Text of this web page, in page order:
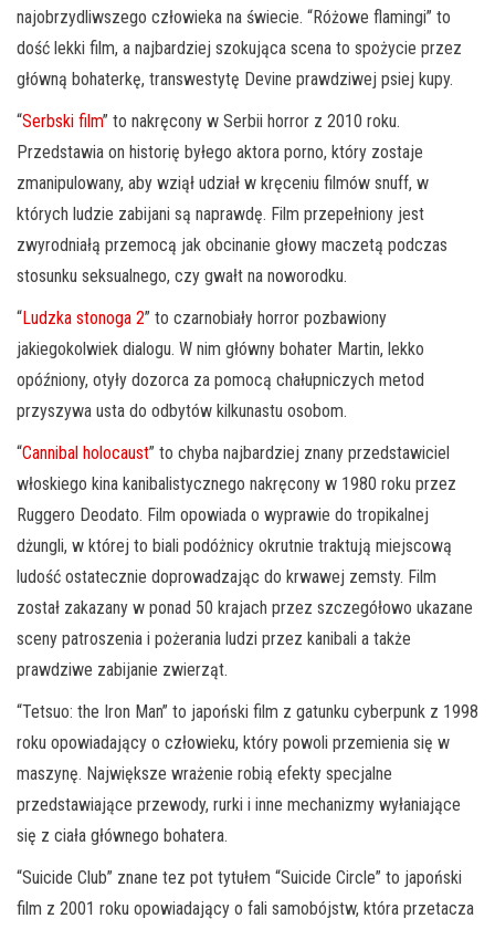
najobrzydliwszego człowieka na świecie. “Różowe flamingi” to
dość lekki film, a najbardziej szokująca scena to spożycie przez
główną bohaterkę, transwestytę Devine prawdziwej psiej kupy.
“Serbski film” to nakręcony w Serbii horror z 2010 roku.
Przedstawia on historię byłego aktora porno, który zostaje
zmanipulowany, aby wziął udział w kręceniu filmów snuff, w
których ludzie zabijani są naprawdę. Film przepełniony jest
zwyrodniałą przemocą jak obcinanie głowy maczetą podczas
stosunku seksualnego, czy gwałt na noworodku.
“Ludzka stonoga 2” to czarnobiały horror pozbawiony
jakiegokolwiek dialogu. W nim główny bohater Martin, lekko
opóźniony, otyły dozorca za pomocą chałupniczych metod
przyszywa usta do odbytów kilkunastu osobom.
“Cannibal holocaust” to chyba najbardziej znany przedstawiciel
włoskiego kina kanibalistycznego nakręcony w 1980 roku przez
Ruggero Deodato. Film opowiada o wyprawie do tropikalnej
dżungli, w której to biali podóżnicy okrutnie traktują miejscową
ludość ostatecznie doprowadzając do krwawej zemsty. Film
został zakazany w ponad 50 krajach przez szczegółowo ukazane
sceny patroszenia i pożerania ludzi przez kanibali a także
prawdziwe zabijanie zwierząt.
“Tetsuo: the Iron Man” to japoński film z gatunku cyberpunk z 1998
roku opowiadający o człowieku, który powoli przemienia się w
maszynę. Największe wrażenie robią efekty specjalne
przedstawiające przewody, rurki i inne mechanizmy wyłaniające
się z ciała głównego bohatera.
“Suicide Club” znane tez pot tytułem “Suicide Circle” to japoński
film z 2001 roku opowiadający o fali samobójstw, która przetacza